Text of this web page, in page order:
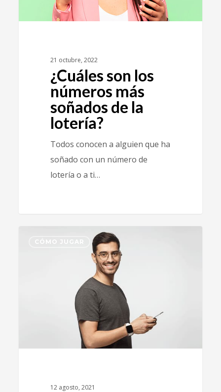
21 octubre, 2022
¿Cuáles son los
números más
soñados de la
lotería?
Todos conocen a alguien que ha
soñado con un número de
lotería o a ti…
CÓMO JUGAR
12 agosto, 2021
1